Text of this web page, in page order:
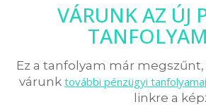
VÁRUNK AZ ÚJ
Ez a tanfolyam már
várunk további pénzügyi
linkre a